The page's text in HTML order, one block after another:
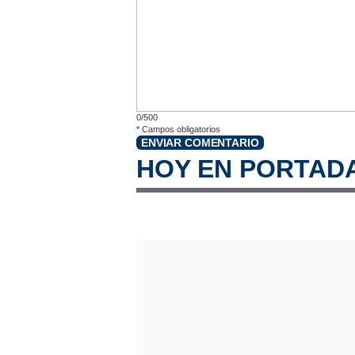
0/500
* Campos obligatorios
ENVIAR COMENTARIO
HOY EN